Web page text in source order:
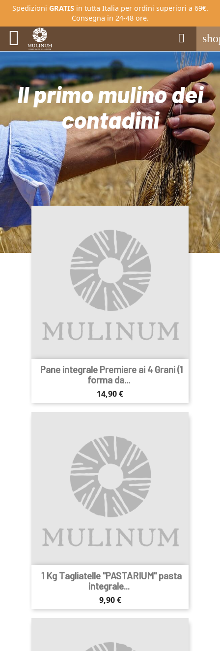
Spedizioni GRATISin tutta Italia per ordini superiori a 69€.
Consegna in 24-48 ore.
 
Il primo mulino dei
contadini
PRODOTTI POPOLARI
Pane integrale Premiere ai 4 Grani (1
forma da...
Prezzo
14,90 €
1 Kg Tagliatelle "PASTARIUM" pasta
integrale...
Prezzo
9,90 €